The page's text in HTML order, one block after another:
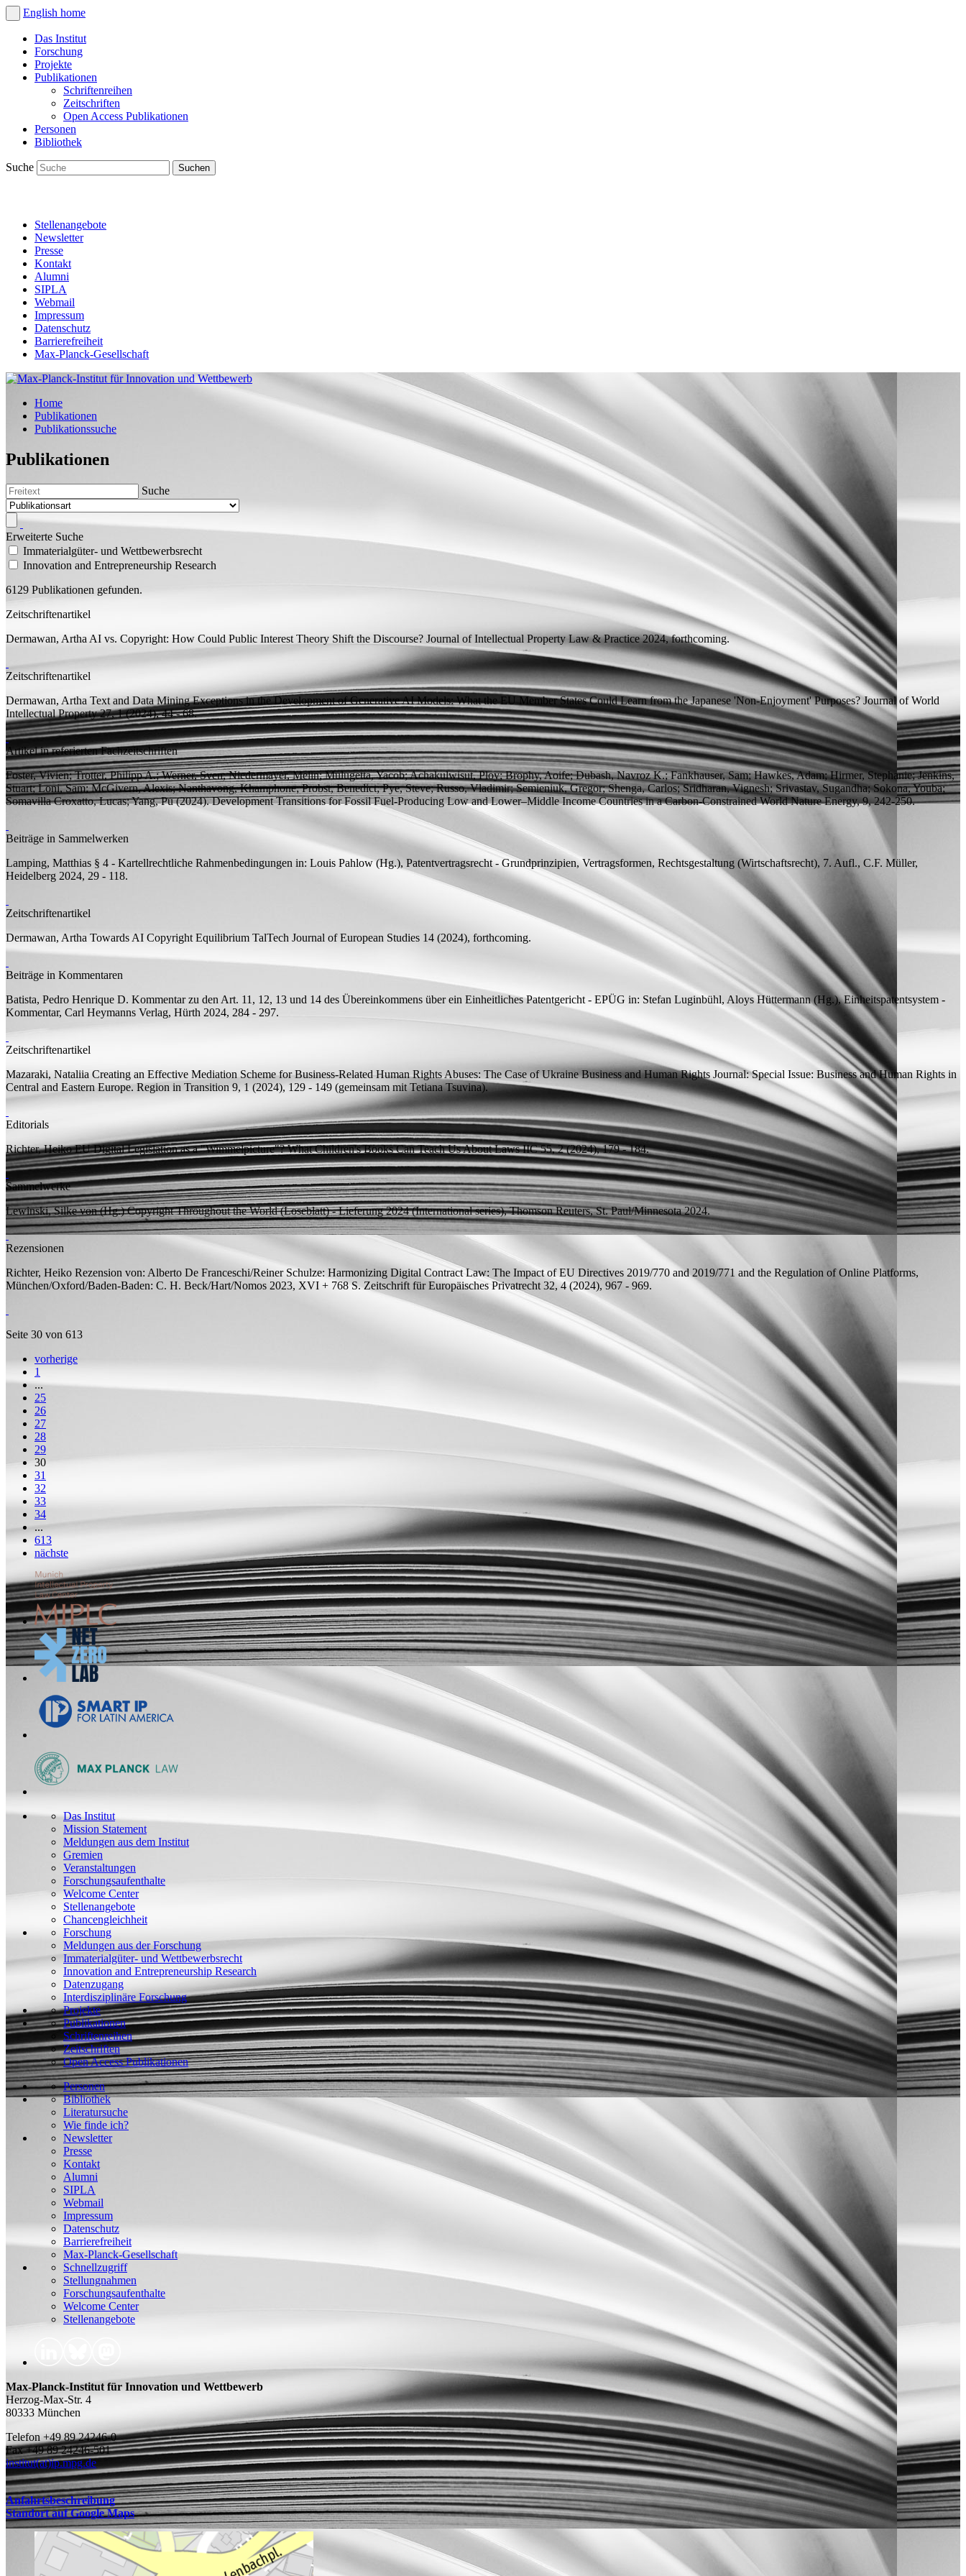
English home
Das Institut
Forschung
Projekte
Publikationen
Schriftenreihen
Zeitschriften
Open Access Publikationen
Personen
Bibliothek
Suche
Stellenangebote
Newsletter
Presse
Kontakt
Alumni
SIPLA
Webmail
Impressum
Datenschutz
Barrierefreiheit
Max-Planck-Gesellschaft
Home
Publikationen
Publikationssuche
Publikationen
Suche
Erweiterte Suche
Immaterialgüter- und Wettbewerbsrecht
Innovation and Entrepreneurship Research
6129 Publikationen gefunden.
Zeitschriftenartikel
Dermawan, Artha AI vs. Copyright: How Could Public Interest Theory Shift the Discourse? Journal of Intellectual Property Law & Practice 2024, forthcoming.
Zeitschriftenartikel
Dermawan, Artha Text and Data Mining Exceptions in the Development of Generative AI Models: What the EU Member States Could Learn from the Japanese 'Non-Enjoyment' Purposes? Journal of World
Intellectual Property 27, 1 (2024), 44 - 68.
Artikel in referierten Fachzeitschriften
Foster, Vivien; Trotter, Philipp A.; Werner, Sven; Niedermayer, Melin; Mulugetta, Yacob; Achakulwisut, Ploy; Brophy, Aoife; Dubash, Navroz K.; Fankhauser, Sam; Hawkes, Adam; Hirmer, Stephanie; Jenkins,
Stuart; Loni, Sam; McGivern, Alexis; Nanthavong, Khamphone;Probst, Benedict;Pye, Steve; Russo, Vladimir; Semieniuk, Gregor; Shenga, Carlos; Sridharan, Vignesh; Srivastav, Sugandha; Sokona, Youba;
Somavilla Croxatto, Lucas; Yang, Pu(2024).Development Transitions for Fossil Fuel-Producing Low and Lower–Middle Income Countries in a Carbon-Constrained WorldNature Energy, 9, 242-250.
Beiträge in Sammelwerken
Lamping, Matthias § 4 - Kartellrechtliche Rahmenbedingungen in: Louis Pahlow (Hg.), Patentvertragsrecht - Grundprinzipien, Vertragsformen, Rechtsgestaltung (Wirtschaftsrecht), 7. Aufl., C.F. Müller,
Heidelberg 2024, 29 - 118.
Zeitschriftenartikel
Dermawan, Artha Towards AI Copyright Equilibrium TalTech Journal of European Studies 14 (2024), forthcoming.
Beiträge in Kommentaren
Batista, Pedro Henrique D. Kommentar zu den Art. 11, 12, 13 und 14 des Übereinkommens über ein Einheitliches Patentgericht - EPÜG in: Stefan Luginbühl, Aloys Hüttermann (Hg.), Einheitspatentsystem -
Kommentar, Carl Heymanns Verlag, Hürth 2024, 284 - 297.
Zeitschriftenartikel
Mazaraki, Nataliia Creating an Effective Mediation Scheme for Business-Related Human Rights Abuses: The Case of UkraineBusiness and Human Rights Journal: Special Issue: Business and Human Rights in
Central and Eastern Europe. Region in Transition 9, 1 (2024), 129 - 149 (gemeinsam mit Tetiana Tsuvina).
Editorials
Richter, Heiko EU Digital Legislation as a "Wimmelpicture"? What Children's Books Can Teach Us About LawsIIC 55, 2 (2024), 179 - 184.
Sammelwerke
Lewinski, Silke von (Hg.) Copyright Throughout the World (Loseblatt) - Lieferung 2024(International series), Thomson Reuters, St. Paul/Minnesota 2024.
Rezensionen
Richter, Heiko Rezension von: Alberto De Franceschi/Reiner Schulze: Harmonizing Digital Contract Law: The Impact of EU Directives 2019/770 and 2019/771 and the Regulation of Online Platforms,
München/Oxford/Baden-Baden: C. H. Beck/Hart/Nomos 2023, XVI + 768 S.Zeitschrift für Europäisches Privatrecht 32, 4 (2024), 967 - 969.
Seite 30 von 613
vorherige
1
...
25
26
27
28
29
30
31
32
33
34
...
613
nächste
Das Institut
Mission Statement
Meldungen aus dem Institut
Gremien
Veranstaltungen
Forschungsaufenthalte
Welcome Center
Stellenangebote
Chancengleichheit
Forschung
Meldungen aus der Forschung
Immaterialgüter- und Wettbewerbsrecht
Innovation and Entrepreneurship Research
Datenzugang
Interdisziplinäre Forschung
Projekte
Publikationen
Schriftenreihen
Zeitschriften
Open Access Publikationen
Personen
Bibliothek
Literatursuche
Wie finde ich?
Newsletter
Presse
Kontakt
Alumni
SIPLA
Webmail
Impressum
Datenschutz
Barrierefreiheit
Max-Planck-Gesellschaft
Schnellzugriff
Stellungnahmen
Forschungsaufenthalte
Welcome Center
Stellenangebote
Max-Planck-Institut für Innovation und Wettbewerb
Herzog-Max-Str. 4
80333 München
Telefon +49 89 24246-0
Fax +49 89 24246-501
institut(at)ip.mpg.de
Anfahrtsbeschreibung
Standort auf Google Maps